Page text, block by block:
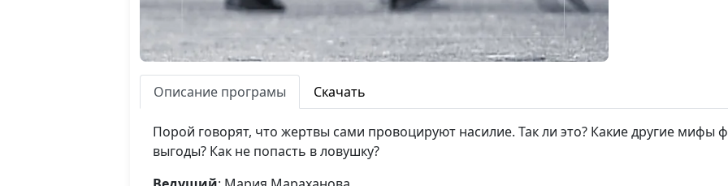
Описание програмы Скачать
Порой говорят, что жертвы сами провоцируют насилие. Так ли это? Какие другие
выгоды? Как не попасть в ловушку?